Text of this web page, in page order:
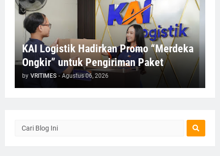
KAI Logistik Hadirkan Promo “Merdeka
Ongkir” untuk Pengiriman Paket
by VRITIMES - Agustus 06, 2026